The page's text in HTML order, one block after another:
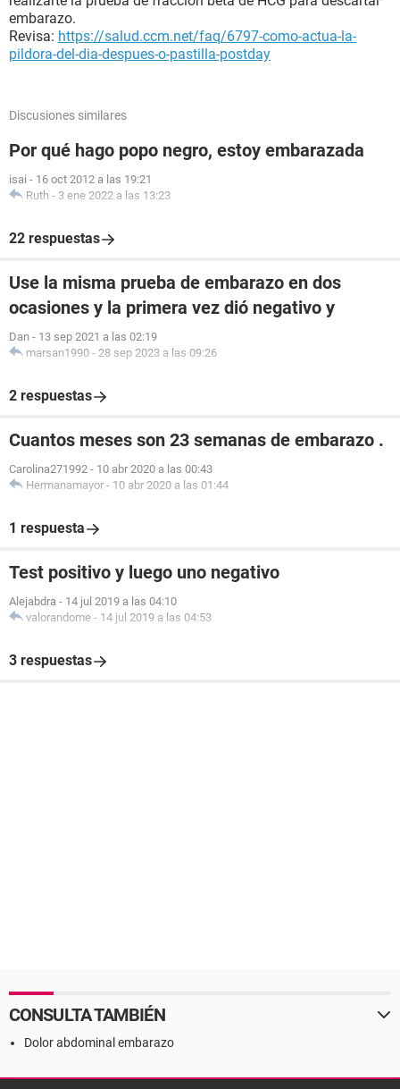
embarazo.
Revisa: https://salud.ccm.net/faq/6797-como-actua-la-
pildora-del-dia-despues-o-pastilla-postday
Discusiones similares
Por qué hago popo negro, estoy embarazada
isai - 16 oct 2012 a las 19:21
Ruth - 3 ene 2022 a las 13:23
22 respuestas
Use la misma prueba de embarazo en dos
ocasiones y la primera vez dió negativo y
Dan - 13 sep 2021 a las 02:19
marsan1990 - 28 sep 2023 a las 09:26
2 respuestas
Cuantos meses son 23 semanas de embarazo .
Carolina271992 - 10 abr 2020 a las 00:43
Hermanamayor - 10 abr 2020 a las 01:44
1 respuesta
Test positivo y luego uno negativo
Alejabdra - 14 jul 2019 a las 04:10
valorandome - 14 jul 2019 a las 04:53
3 respuestas
CONSULTA TAMBIÉN
Dolor abdominal embarazo